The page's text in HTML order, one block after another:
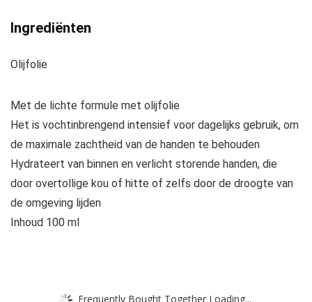
Ingrediënten
Olijfolie
Met de lichte formule met olijfolie
Het is vochtinbrengend intensief voor dagelijks gebruik, om
de maximale zachtheid van de handen te behouden
Hydrateert van binnen en verlicht storende handen, die
door overtollige kou of hitte of zelfs door de droogte van
de omgeving lijden
Inhoud 100 ml
Frequently Bought Together Loading...